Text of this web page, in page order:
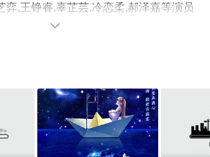
弈,王铮睿,辜芷芸,冷恋柔,郝泽嘉等演员
剧，大结局剧情已揭晓（第30集完
信息可移步至豆瓣电视剧、电视猫或
